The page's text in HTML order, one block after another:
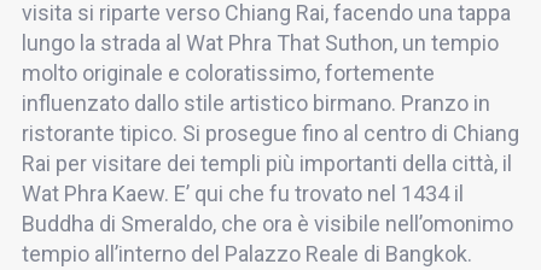
visita si riparte verso Chiang Rai, facendo una tappa
lungo la strada al Wat Phra That Suthon, un tempio
molto originale e coloratissimo, fortemente
influenzato dallo stile artistico birmano. Pranzo in
ristorante tipico. Si prosegue fino al centro di Chiang
Rai per visitare dei templi più importanti della città, il
Wat Phra Kaew. E’ qui che fu trovato nel 1434 il
Buddha di Smeraldo, che ora è visibile nell’omonimo
tempio all’interno del Palazzo Reale di Bangkok.